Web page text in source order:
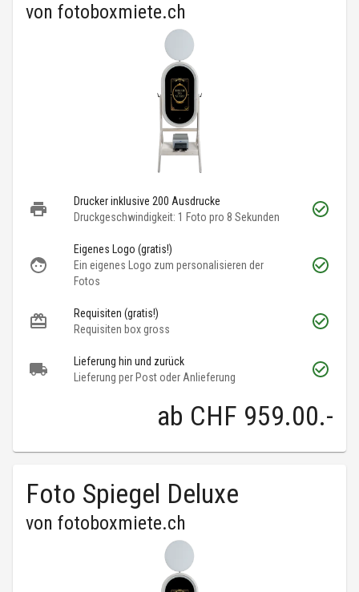
von fotoboxmiete.ch
Drucker inklusive 200 Ausdrucke
Druckgeschwindigkeit: 1 Foto pro 8 Sekunden
Eigenes Logo (gratis!)
Ein eigenes Logo zum personalisieren der
Fotos
Requisiten (gratis!)
Requisiten box gross
Lieferung hin und zurück
Lieferung per Post oder Anlieferung
ab CHF 959.00.-
Foto Spiegel Deluxe
von fotoboxmiete.ch